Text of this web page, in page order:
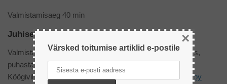
Valmistamisaeg 40 min
Juhised:
Valmista ette köögiviljad: koori kartulid ja haki kuubikuteks,
puhasta brokoli ning murra õisikuteks, viiluta suvikõrvits.
Köögiviljade lõikumiseks sobivad hästi kvaliteetsed
Sharpy
Värsked toitumise artiklid e-postile
×